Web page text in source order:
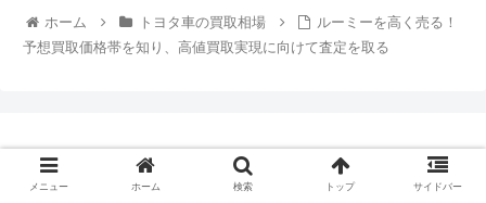
ホーム トヨタ車の買取相場
ルーミーを高く売る！
予想買取価格帯を知り、高値買取実現に向けて査定を取る
ホーム
運営者情報
メニュー ホーム 検索 トップ サイドバー